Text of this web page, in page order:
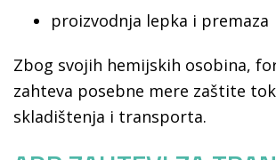
proizvodnja lepka i premaza
Zbog svojih hemijskih osobina,
zahteva posebne mere zaštite
skladištenja i transporta.